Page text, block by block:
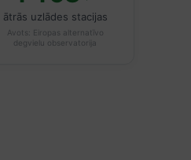
ātrās uzlādes stacijas
Avots: Eiropas alternatīvo
degvielu observatorija